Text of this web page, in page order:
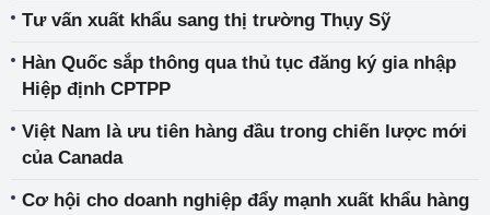
Tư vấn xuất khẩu sang thị trường Thụy Sỹ
Hàn Quốc sắp thông qua thủ tục đăng ký gia nhập
Hiệp định CPTPP
Việt Nam là ưu tiên hàng đầu trong chiến lược mới
của Canada
Cơ hội cho doanh nghiệp đẩy mạnh xuất khẩu hàng